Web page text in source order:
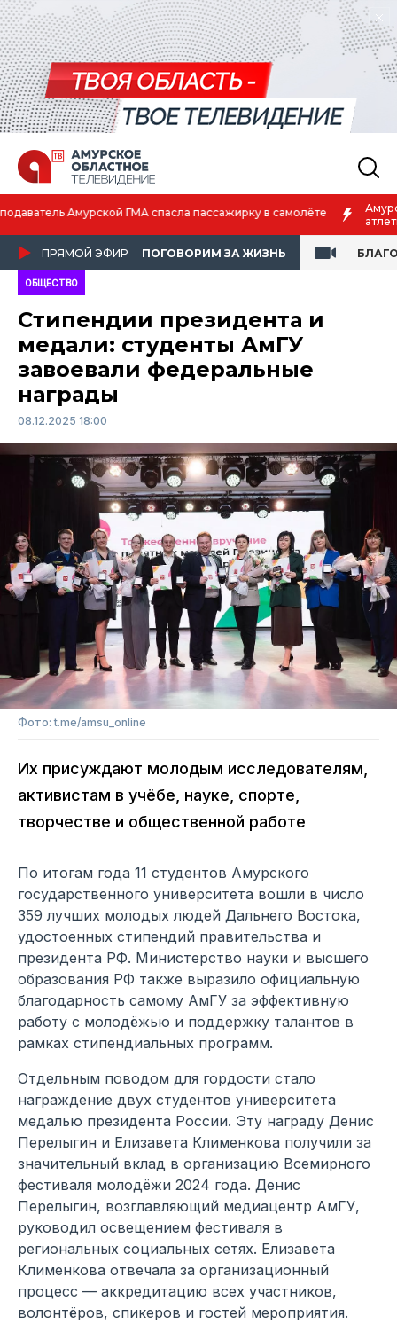
Амурская спортсменка выиграла первенство России по лёгкой
ПРЯМОЙ ЭФИР ПОГОВОРИМ ЗА ЖИЗНЬ
ОБЩЕСТВО
Стипендии президента и
медали: студенты АмГУ
завоевали федеральные
награды
08.12.2025 18:00
Фото: t.me/amsu_online
Их присуждают молодым исследователям,
активистам в учёбе, науке, спорте,
творчестве и общественной работе
По итогам года 11 студентов Амурского
государственного университета вошли в число
359 лучших молодых людей Дальнего Востока,
удостоенных стипендий правительства и
президента РФ. Министерство науки и высшего
образования РФ также выразило официальную
благодарность самому АмГУ за эффективную
работу с молодёжью и поддержку талантов в
рамках стипендиальных программ.
Отдельным поводом для гордости стало
награждение двух студентов университета
медалью президента России. Эту награду Денис
Перелыгин и Елизавета Клименкова получили за
значительный вклад в организацию Всемирного
фестиваля молодёжи 2024 года. Денис
Перелыгин, возглавляющий медиацентр АмГУ,
руководил освещением фестиваля в
региональных социальных сетях. Елизавета
Клименкова отвечала за организационный
процесс — аккредитацию всех участников,
волонтёров, спикеров и гостей мероприятия.